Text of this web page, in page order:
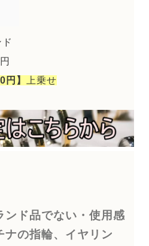
円】 上乗せ
ンド品でない・使用感
ナの指輪、イヤリン